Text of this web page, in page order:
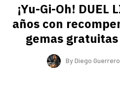
¡Yu-Gi-Oh! DUEL
años con
gemas
ByDiego Guerrero